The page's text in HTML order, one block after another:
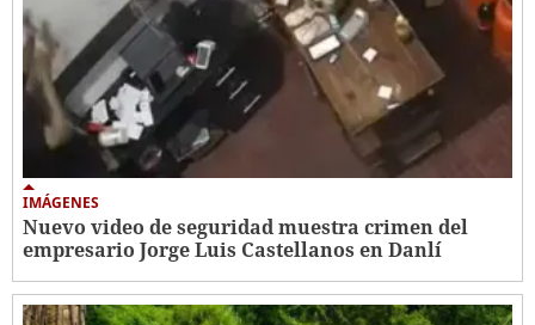
IMÁGENES
Nuevo video de seguridad muestra crimen del
empresario Jorge Luis Castellanos en Danlí